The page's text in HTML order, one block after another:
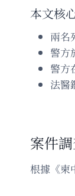
本文核
兩名
警方
警方
法醫
案件
根據《柬